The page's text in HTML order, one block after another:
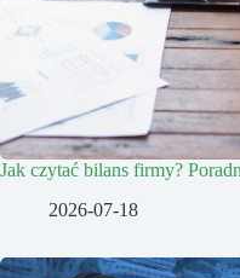
Jak czytać bilans firmy?
2026-07-18